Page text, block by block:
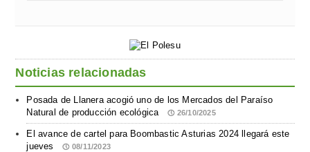
Noticias relacionadas
Posada de Llanera acogió uno de los Mercados del Paraíso
Natural de producción ecológica
26/10/2025
El avance de cartel para Boombastic Asturias 2024 llegará este
jueves
08/11/2023